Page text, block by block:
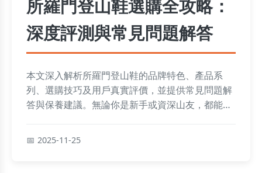
所羅門登山鞋選購全攻略：
深度評測與常見問題解答
本文深入解析所羅門登山鞋的品牌特色、產品系
列、選購技巧及用戶真實評價，並提供常見問題解
答與保養建議。無論你是新手或資深山友，都能找
2025-11-25